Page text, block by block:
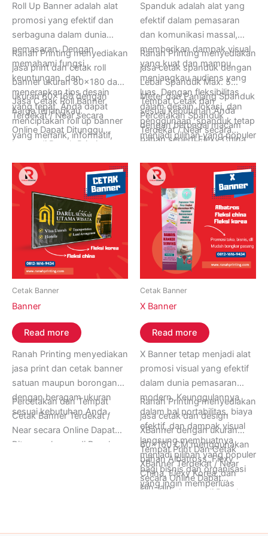
Roll Up Banner adalah alat
promosi yang efektif dan
serbaguna dalam dunia
pemasaran. Dengan
memahami fungsi,
keuntungan, dan
menerapkan tips desain
yang tepat, Anda dapat
menciptakan roll up banner
yang menarik, informatif,
dampak promosi Anda.
Ranah Printing menyediakan
jasa print dan cetak roll
banner ukuran 80×180 dan
ukuran 60×160 dengan
harga terjangkau.
Jasa Cetak Roll Banner
Terdekat / Near secara
Online Dapat Ditunggu
hanya di Ranah Printing,
Senin sampai Minggu.
Informasi Lebih Lanjut
Hubungi Ranah Printing di
Whatsapp (+62) 0812-
1616-9434.
Spanduk adalah alat yang
efektif dalam pemasaran
dan komunikasi massal,
memberikan dampak visual
yang kuat dan mampu
menjangkau audiens yang
luas. Dengan fleksibilitas
dalam desain, lokasi, dan
penggunaan, spanduk tetap
menjadi pilihan yang populer
individu yang ingin
menyampaikan pesan
mereka dengan cara yang
menonjol dan efektif.
Ranah Printing menyediakan
jasa cetak spanduk dengan
Lebar Spanduk Max. 5
Meter dan Panjang Spanduk
sesuai kebutuhan Anda
dengan berbagai macam
bahan seperti Flexy China,
Tempat Cetak dan
Percetakan Spanduk
Terdekat / Near secara
Online Dapat Ditunggu
Buka 24 Jam Setiap Hari
Senin sampai Minggu.
Informasi Lebih Lanjut
Hubungi Ranah Printing di
Whatsapp (+62) 0812-
1616-9434.
Cetak Banner
Banner
Read more
Ranah Printing menyediakan
jasa print dan cetak banner
satuan maupun borongan
dengan beragam ukuran
sesuai kebutuhan Anda.
Percetakan dan Tempat
Cetak Banner Terdekat /
Near secara Online Dapat
Ditunggu hanya di Ranah
1616-9434.
Cetak Banner
X Banner
Read more
X Banner tetap menjadi alat
promosi visual yang efektif
dalam dunia pemasaran
modern. Keunggulannya
dalam hal portabilitas, biaya
efektif, dan dampak visual
langsung membuatnya
menjadi pilihan yang populer
bagi bisnis dan organisasi
yang ingin memperluas
Ranah Printing menyediakan
jasa cetak dan design
XBanner dengan ukuran
60×160 CM menggunakan
bahan Albatross, Flexy
China, Flexy Korea, dan
lain-lain.
Tempat Print Dan Cetak
XBanner Terdekat / Near
secara Online Dapat
Ditunggu hanya di Ranah